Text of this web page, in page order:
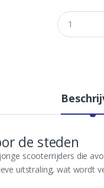
Q
u
a
de steden
scooterrijders die
uitstraling, wat wordt